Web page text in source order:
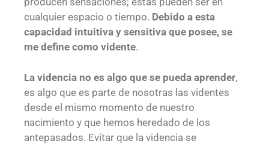
cualquier espacio o tiempo. Debido a esta
capacidad intuitiva y sensitiva que posee, se
me define como vidente.
La videncia no es algo que se pueda aprender,
es algo que es parte de nosotras las videntes
desde el mismo momento de nuestro
nacimiento y que hemos heredado de los
antepasados. Evitar que la videncia se